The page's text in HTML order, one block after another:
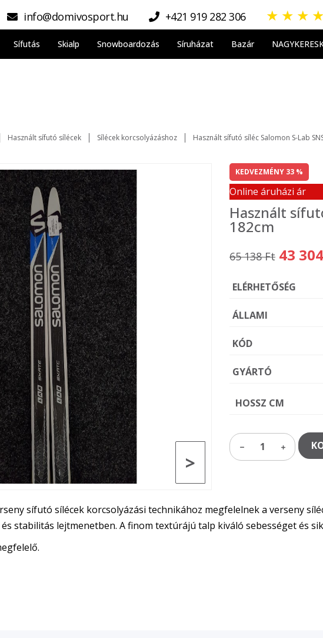
info@domivosport.hu +421 919 282 306 ★ ★ ★ ★
Sífutás Skialp Snowboardozás Síruházat Bazár
Használt sífutó sílécek Sílécek korcsolyázáshoz Használt sífutó síléc Salomon S-Lab
>
KEDVEZMÉNY 33 %
Online áruházi ár
Használt
182cm
65 138 Ft 43
ELÉRHETŐSÉG
ÁLLAMI
KÓD
GYÁRTÓ
HOSSZ CM
1
sífutó sílécek korcsolyázási technikához megfelelnek a verseny
stabilitás lejtmenetben. A finom textúrájú talp kiváló sebességet és